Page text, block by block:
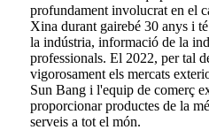
profundament involucrat en el
Xina durant gairebé 30 anys i
la indústria, informació de la
professionals. El 2022, per tal
vigorosament els mercats
Sun Bang i l'equip de comerç
proporcionar productes de la
serveis a tot el món.